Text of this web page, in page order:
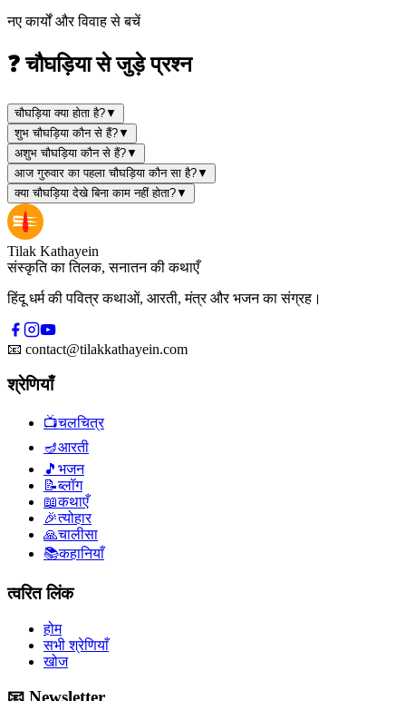
नए कार्यों और विवाह से बचें
❓ चौघड़िया से जुड़े प्रश्न
चौघड़िया क्या होता है?▼
शुभ चौघड़िया कौन से हैं?▼
अशुभ चौघड़िया कौन से हैं?▼
आज गुरुवार का पहला चौघड़िया कौन सा है?▼
क्या चौघड़िया देखे बिना काम नहीं होता?▼
Tilak Kathayein
संस्कृति का तिलक, सनातन की कथाएँ
हिंदू धर्म की पवित्र कथाओं, आरती, मंत्र और भजन का संग्रह।
📧 contact@tilakkathayein.com
श्रेणियाँ
📺चलचित्र
🪔आरती
🎵 भजन
📝ब्लॉग
📖कथाएँ
🎉त्योहार
🙏चालीसा
📚कहानियाँ
त्वरित लिंक
होम
सभी श्रेणियाँ
खोज
📧 Newsletter